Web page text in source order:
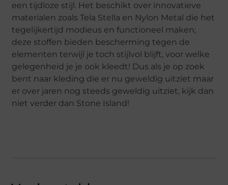
een tijdloze stijl. Het beschikt over innovatieve
materialen zoals Tela Stella en Nylon Metal die het
tegelijkertijd modieus en functioneel maken;
deze stoffen bieden bescherming tegen de
elementen terwijl je toch stijlvol blijft, voor welke
gelegenheid je je ook kleedt! Dus als je op zoek
bent naar kleding die er nu geweldig uitziet maar
er over jaren nog steeds geweldig uitziet, kijk dan
niet verder dan Stone Island!